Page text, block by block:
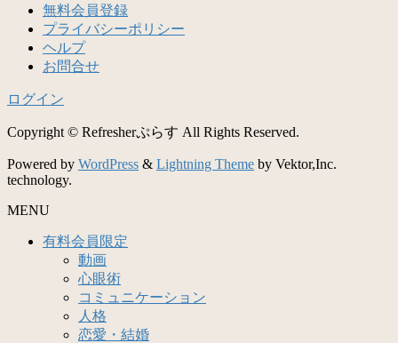
無料会員登録
プライバシーポリシー
ヘルプ
お問合せ
ログイン
Copyright © Refresherぷらす All Rights Reserved.
Powered by WordPress & Lightning Theme by Vektor,Inc.
technology.
MENU
有料会員限定
動画
心眼術
コミュニケーション
人格
恋愛・結婚